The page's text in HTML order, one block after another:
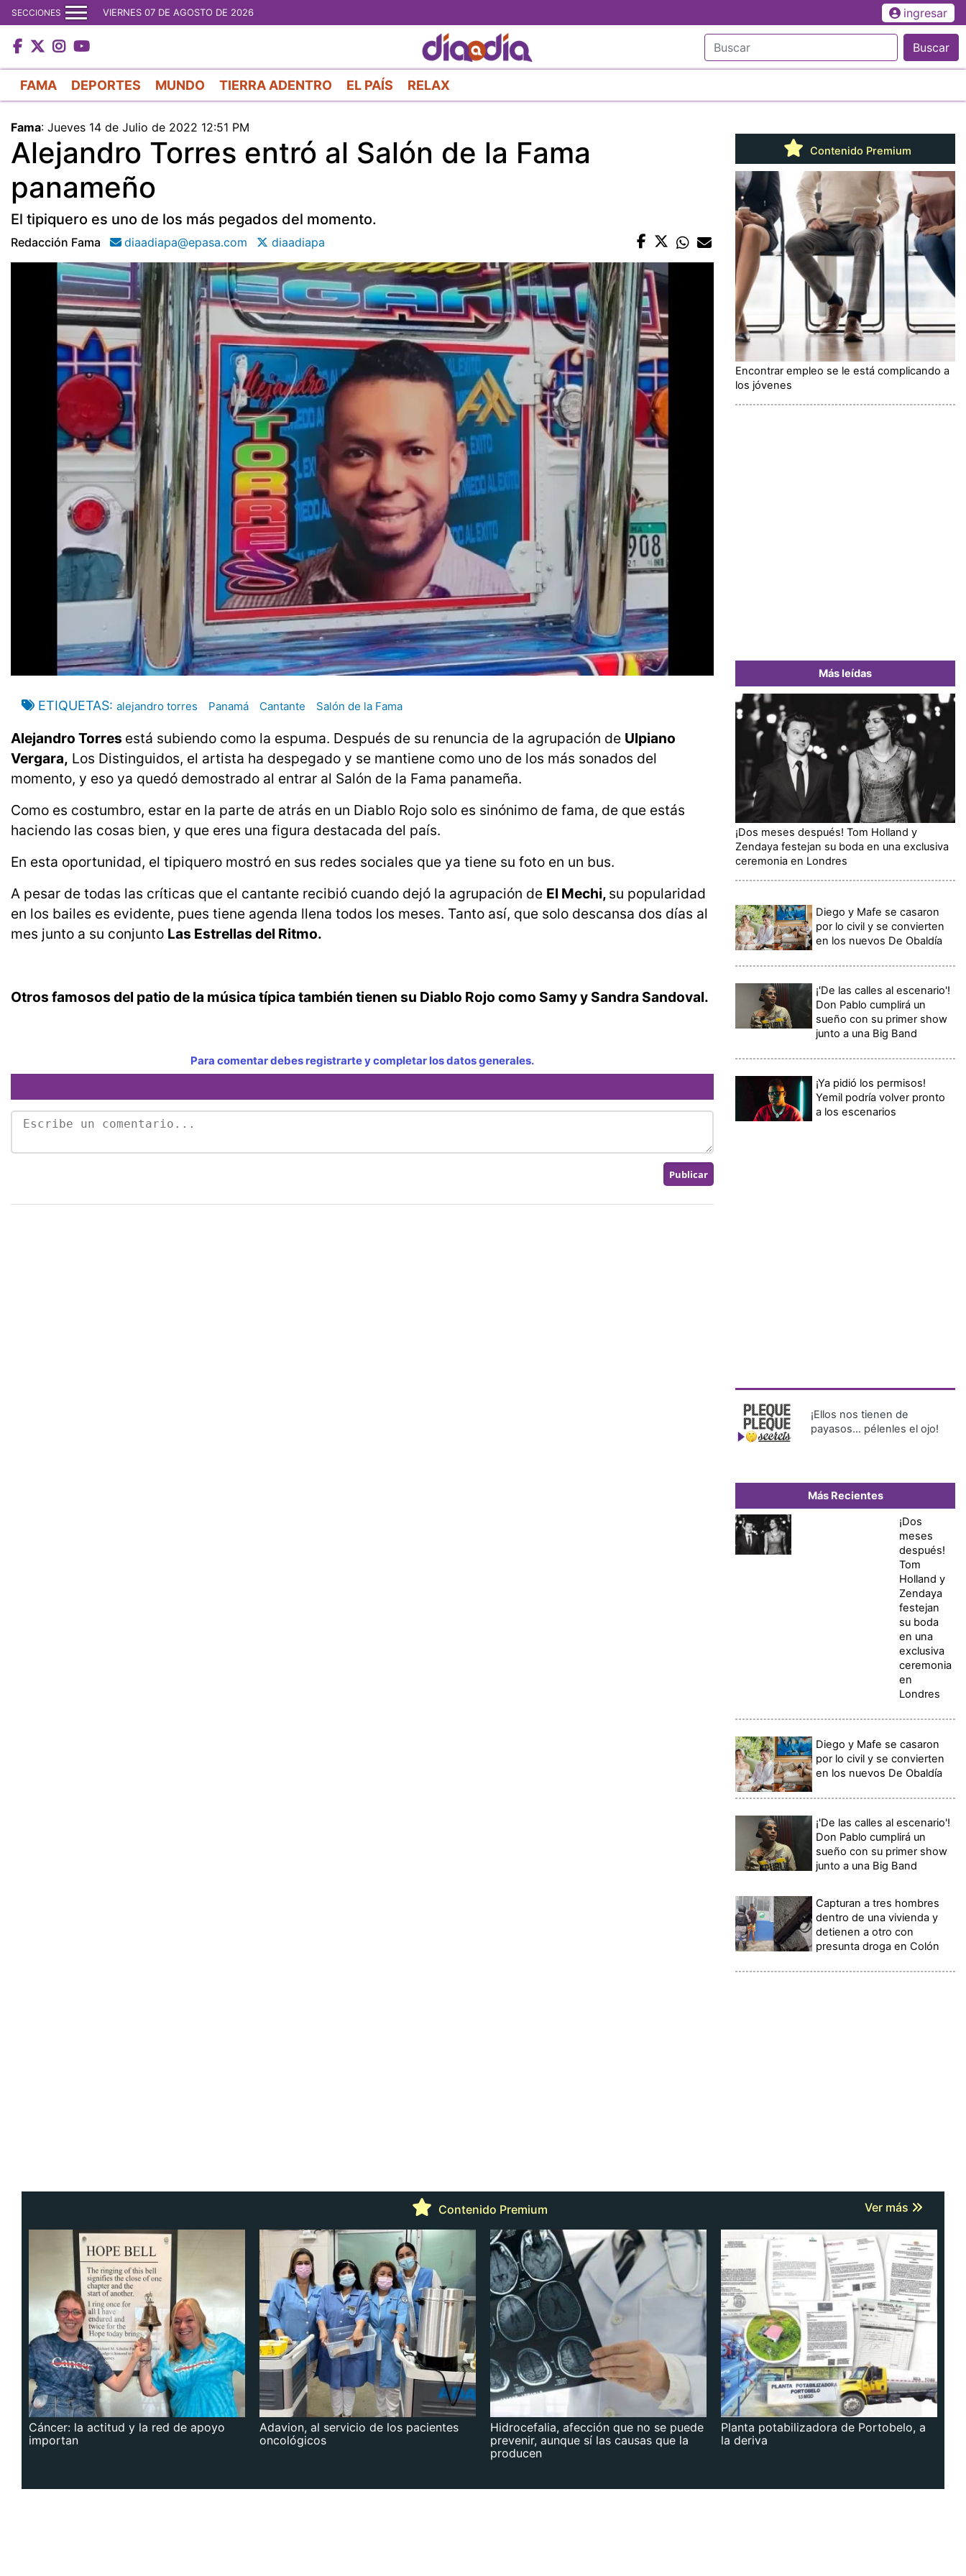
al
contenido
principal
SECCIONES VIERNES 07 DE AGOSTO DE 2026 ingresar
Buscar
FAMA DEPORTES MUNDO TIERRA ADENTRO EL PAÍS RELAX
Fama: Jueves 14 de Julio de 2022 12:51 PM
Alejandro Torres entró al Salón de la Fama
panameño
El tipiquero es uno de los más pegados del momento.
Redacción Fama diaadiapa@epasa.com diaadiapa
ETIQUETAS alejandro torres Panamá Cantante Salón de la Fama
Alejandro Torres está subiendo como la espuma. Después de su renuncia de la agrupación de Ulpiano
Vergara, Los Distinguidos, el artista ha despegado y se mantiene como uno de los más sonados del
momento, y eso ya quedó demostrado al entrar al Salón de la Fama panameña.
Como es costumbro, estar en la parte de atrás en un Diablo Rojo solo es sinónimo de fama, de que estás
haciendo las cosas bien, y que eres una figura destacada del país.
En esta oportunidad, el tipiquero mostró en sus redes sociales que ya tiene su foto en un bus.
A pesar de todas las críticas que el cantante recibió cuando dejó la agrupación de El Mechi, su popularidad
en los bailes es evidente, pues tiene agenda llena todos los meses. Tanto así, que solo descansa dos días al
mes junto a su conjunto Las Estrellas del Ritmo.
Otros famosos del patio de la música típica también tienen su Diablo Rojo como Samy y Sandra Sandoval.
Para comentar debes registrarte y completar los datos generales.
Contenido Premium
Encontrar empleo se le está complicando a
los jóvenes
Más leídas
¡Dos meses después! Tom Holland y
Zendaya festejan su boda en una exclusiva
ceremonia en Londres
Diego y Mafe se casaron
por lo civil y se convierten
en los nuevos De Obaldía
¡'De las calles al escenario'!
Don Pablo cumplirá un
sueño con su primer show
junto a una Big Band
¡Ya pidió los permisos!
Yemil podría volver pronto
a los escenarios
¡Ellos nos tienen de
payasos… pélenles el ojo!
Más Recientes
¡Dos
meses
después!
Tom
Holland y
Zendaya
festejan
su boda
en una
exclusiva
ceremonia
en
Londres
Diego y Mafe se casaron
por lo civil y se convierten
en los nuevos De Obaldía
¡'De las calles al escenario'!
Don Pablo cumplirá un
sueño con su primer show
junto a una Big Band
Capturan a tres hombres
dentro de una vivienda y
detienen a otro con
presunta droga en Colón
Contenido Premium Ver más
Cáncer: la actitud y la red de apoyo
importan
Adavion, al servicio de los pacientes
oncológicos
Hidrocefalia, afección que no se puede
prevenir, aunque sí las causas que la
producen
Planta potabilizadora de Portobelo, a
la deriva